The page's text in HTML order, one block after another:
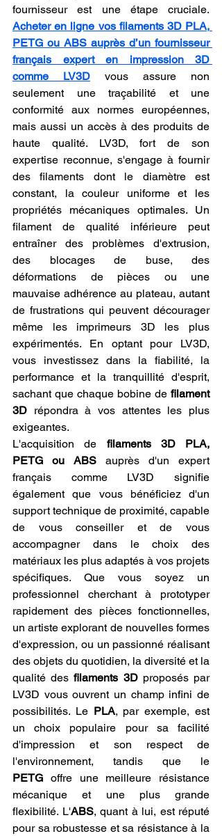
Acheter en ligne vos filaments 3D PLA,
PETG ou ABS auprès d’un fournisseur
français expert en impression 3D
comme LV3D vous assure non
seulement une traçabilité et une
conformité aux normes européennes,
mais aussi un accès à des produits de
haute qualité. LV3D, fort de son
expertise reconnue, s'engage à fournir
des filaments dont le diamètre est
constant, la couleur uniforme et les
propriétés mécaniques optimales. Un
filament de qualité inférieure peut
entraîner des problèmes d'extrusion,
des blocages de buse, des
déformations de pièces ou une
mauvaise adhérence au plateau, autant
de frustrations qui peuvent décourager
même les imprimeurs 3D les plus
expérimentés. En optant pour LV3D,
vous investissez dans la fiabilité, la
performance et la tranquillité d'esprit,
sachant que chaque bobine de filament
3D répondra à vos attentes les plus
exigeantes.
L'acquisition de filaments 3D PLA,
PETG ou ABS auprès d'un expert
français comme LV3D signifie
également que vous bénéficiez d'un
support technique de proximité, capable
de vous conseiller et de vous
accompagner dans le choix des
matériaux les plus adaptés à vos projets
spécifiques. Que vous soyez un
professionnel cherchant à prototyper
rapidement des pièces fonctionnelles,
un artiste explorant de nouvelles formes
d'expression, ou un passionné réalisant
des objets du quotidien, la diversité et la
qualité des filaments 3D proposés par
LV3D vous ouvrent un champ infini de
possibilités. Le PLA, par exemple, est
un choix populaire pour sa facilité
d'impression et son respect de
PETG offre une meilleure résistance
mécanique et une plus grande
flexibilité. L'ABS, quant à lui, est réputé
pour sa robustesse et sa résistance à la